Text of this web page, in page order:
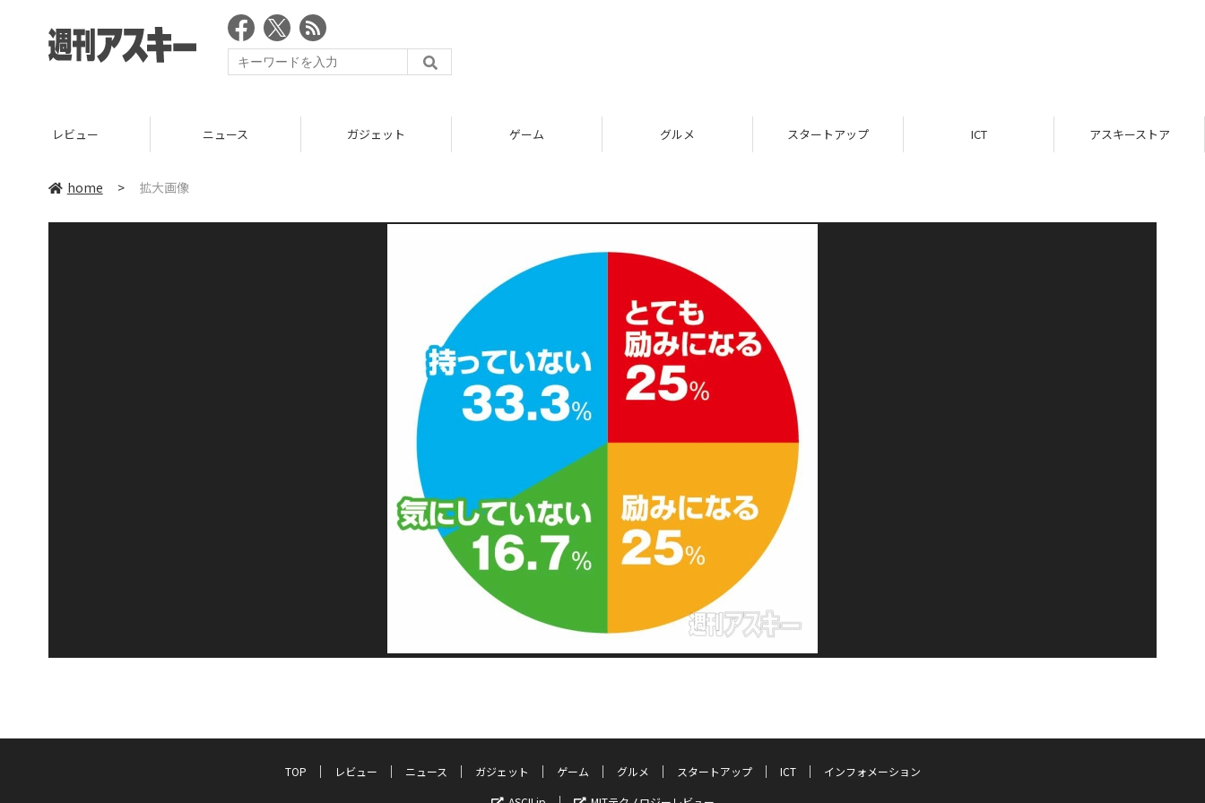
レビュー ニュース ガジェット ゲーム グルメ スタートアップ ICT アスキーストア
home > 拡大画像
TOP レビュー ニュース ガジェット ゲーム グルメ スタートアップ ICT
インフォメーション